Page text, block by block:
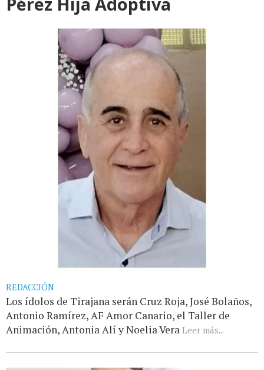
REDACCIÓN
Los ídolos de Tirajana serán Cruz Roja, José Bolaños,
Antonio Ramírez, AF Amor Canario, el Taller de
Animación, Antonia Alí y Noelia Vera Leer más...